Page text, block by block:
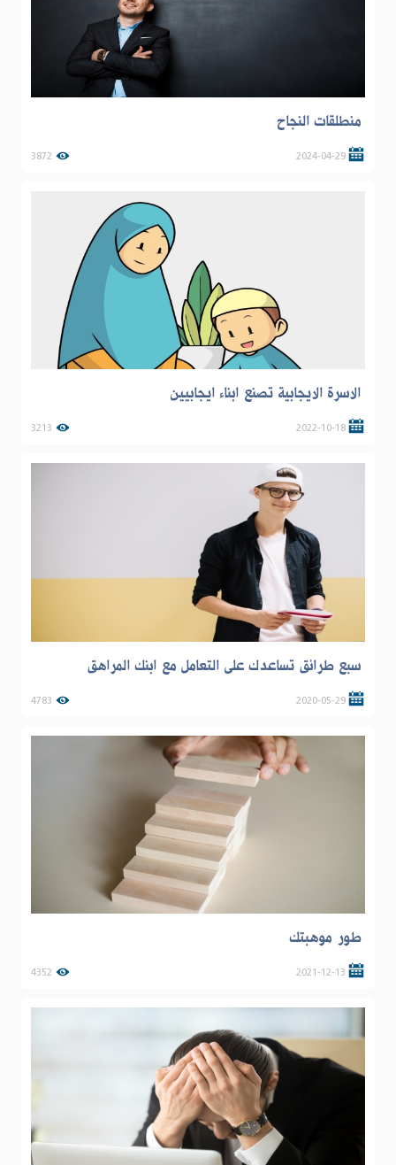
منطلقات النجاح
2024-04-29
3872
الاسرة الايجابية تصنع ابناء ايجابيين
2022-10-18
3213
سبع طرائق تساعدك على التعامل مع ابنك المراهق
2020-05-29
4783
طور موهبتك
2021-12-13
4352